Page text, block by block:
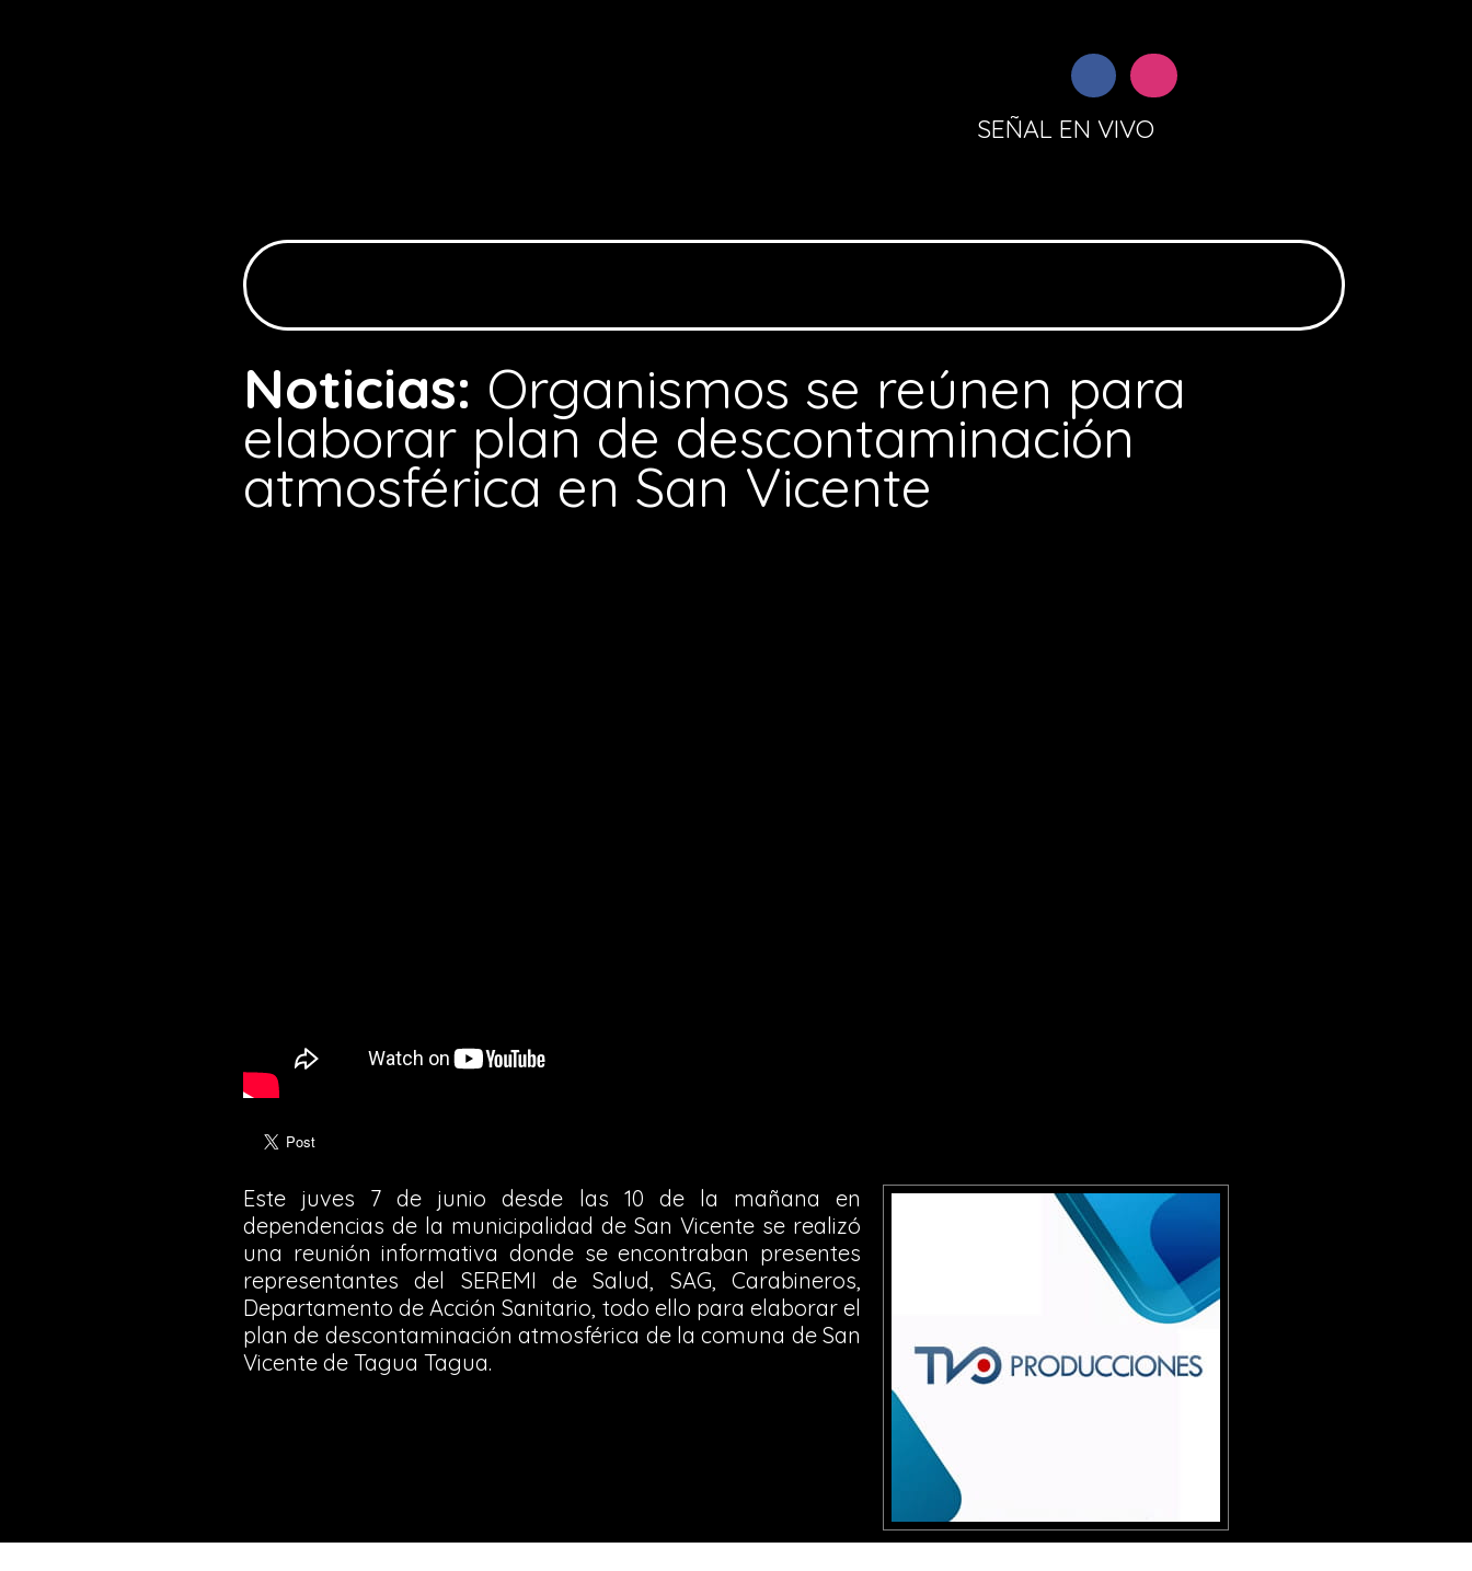
SEÑAL EN VIVO
Noticias: Organismos se reúnen para
elaborar plan de descontaminación
atmosférica en San Vicente
Este juves 7 de junio desde las 10 de la mañana en
dependencias de la municipalidad de San Vicente se realizó
una reunión informativa donde se encontraban presentes
representantes del SEREMI de Salud, SAG, Carabineros,
Departamento de Acción Sanitario, todo ello para elaborar el
plan de descontaminación atmosférica de la comuna de San
Vicente de Tagua Tagua.